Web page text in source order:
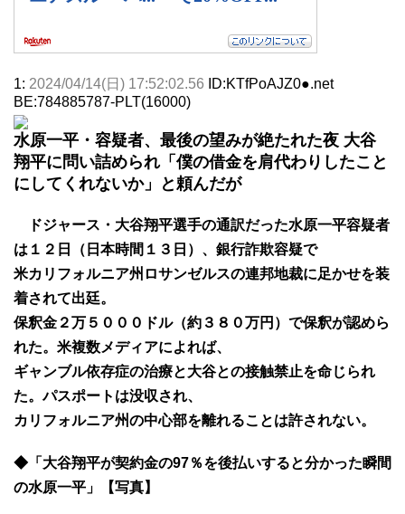
1: 2024/04/14(日) 17:52:02.56
ID:KTfPoAJZ0●.net
BE:784885787-PLT(16000)
水原一平・容疑者、最後の望みが絶たれた夜 大谷
翔平に問い詰められ「僕の借金を肩代わりしたこと
にしてくれないか」と頼んだが
ドジャース・大谷翔平選手の通訳だった水原一平容疑者
は１２日（日本時間１３日）、銀行詐欺容疑で
米カリフォルニア州ロサンゼルスの連邦地裁に足かせを装
着されて出廷。
保釈金２万５０００ドル（約３８０万円）で保釈が認めら
れた。米複数メディアによれば、
ギャンブル依存症の治療と大谷との接触禁止を命じられ
た。パスポートは没収され、
カリフォルニア州の中心部を離れることは許されない。
◆「大谷翔平が契約金の97％を後払いすると分かった瞬間
の水原一平」【写真】